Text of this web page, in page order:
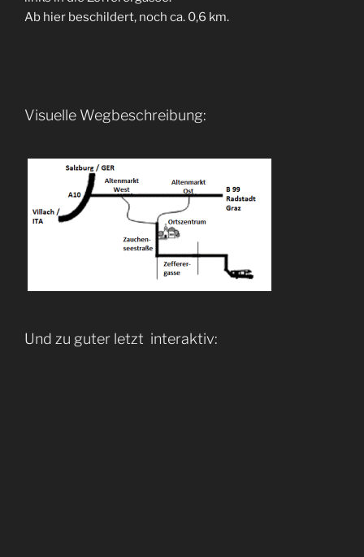
Ab hier beschildert, noch ca. 0,6 km.
Visuelle Wegbeschreibung:
Und zu guter letzt interaktiv: